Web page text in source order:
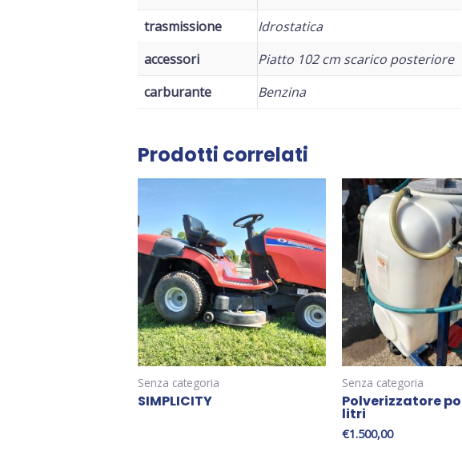
trasmissione
Idrostatica
accessori
Piatto 102 cm scarico posteriore
carburante
Benzina
Prodotti correlati
Senza categoria
SIMPLICITY
Senza categoria
Polverizzatore
litri
€1.500,00